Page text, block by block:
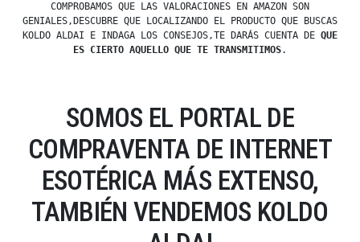
COMPROBAMOS QUE LAS VALORACIONES EN AMAZON SON
GENIALES,DESCUBRE QUE LOCALIZANDO EL PRODUCTO QUE BUSCAS
KOLDO ALDAI E INDAGA LOS CONSEJOS,TE DARÁS CUENTA DE QUE
ES CIERTO AQUELLO QUE TE TRANSMITIMOS.
SOMOS EL PORTAL DE
COMPRAVENTA DE INTERNET
ESOTÉRICA MÁS EXTENSO,
TAMBIÉN VENDEMOS KOLDO